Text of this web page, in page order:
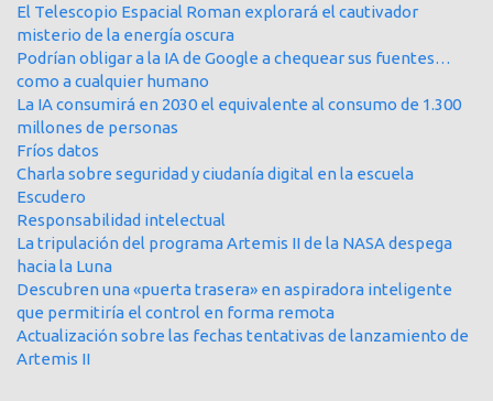
El Telescopio Espacial Roman explorará el cautivador
misterio de la energía oscura
Podrían obligar a la IA de Google a chequear sus fuentes…
como a cualquier humano
La IA consumirá en 2030 el equivalente al consumo de 1.300
millones de personas
Fríos datos
Charla sobre seguridad y ciudanía digital en la escuela
Escudero
Responsabilidad intelectual
La tripulación del programa Artemis II de la NASA despega
hacia la Luna
Descubren una «puerta trasera» en aspiradora inteligente
que permitiría el control en forma remota
Actualización sobre las fechas tentativas de lanzamiento de
Artemis II